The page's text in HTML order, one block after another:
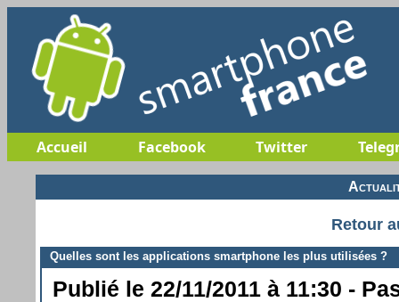
Accueil Facebook Twitter
Retour
Quelles sont les applications smartphone les plus utilisées ?
Publié le 22/11/2011 à 11:30 -